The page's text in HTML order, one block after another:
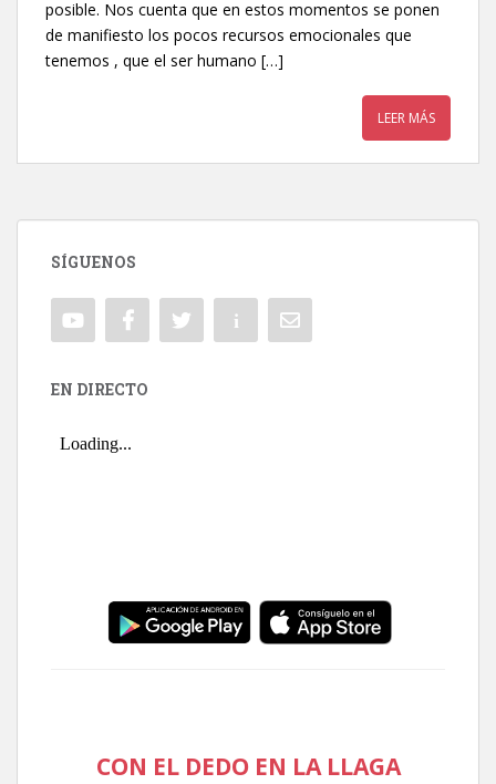
posible. Nos cuenta que en estos momentos se ponen
de manifiesto los pocos recursos emocionales que
tenemos , que el ser humano […]
LEER MÁS
SÍGUENOS
EN DIRECTO
CON EL DEDO EN LA LLAGA